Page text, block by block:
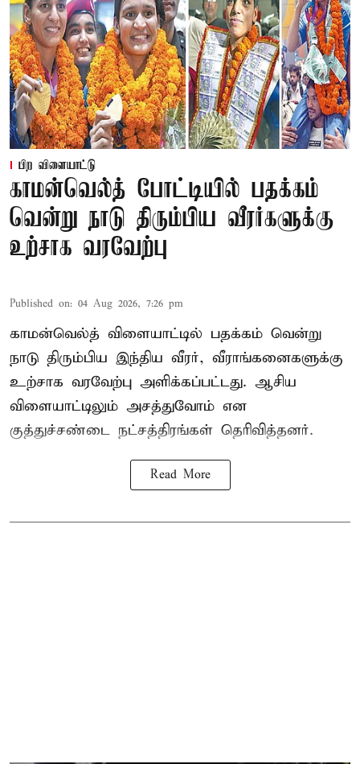
பிற விளையாட்டு
காமன்வெல்த் போட்டியில் பதக்கம்
வென்று நாடு திரும்பிய வீரர்களுக்கு
உற்சாக வரவேற்பு
Published on: 04 Aug 2026, 7:26 pm
காமன்வெல்த் விளையாட்டில் பதக்கம் வென்று
நாடு திரும்பிய இந்திய வீரர், வீராங்கனைகளுக்கு
உற்சாக வரவேற்பு அளிக்கப்பட்டது. ஆசிய
விளையாட்டிலும் அசத்துவோம் என
குத்துச்சண்டை நட்சத்திரங்கள் தெரிவித்தனர்.
Read More